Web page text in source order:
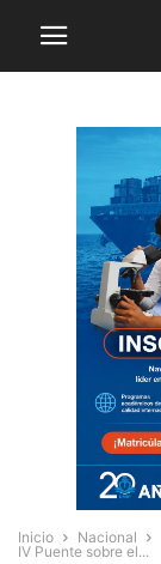
Inicio Nacional
IV Puente sobre el...